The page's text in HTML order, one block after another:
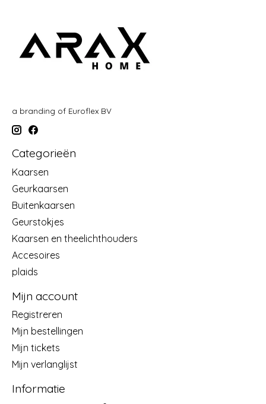
a branding of Euroflex BV
Categorieën
Kaarsen
Geurkaarsen
Buitenkaarsen
Geurstokjes
Kaarsen en theelichthouders
Accesoires
plaids
Mijn account
Registreren
Mijn bestellingen
Mijn tickets
Mijn verlanglijst
Informatie